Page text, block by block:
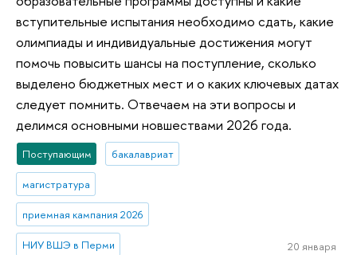
вступительные испытания необходимо сдать, какие
олимпиады и индивидуальные достижения могут
помочь повысить шансы на поступление, сколько
выделено бюджетных мест и о каких ключевых датах
следует помнить. Отвечаем на эти вопросы и
делимся основными новшествами 2026 года.
Поступающим бакалавриат
магистратура
приемная кампания 2026
НИУ ВШЭ в Перми 20 января